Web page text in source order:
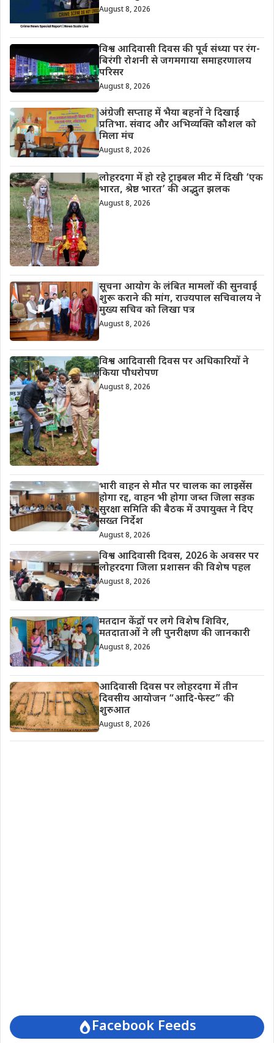
August 8, 2026
विश्व आदिवासी दिवस की पूर्व संध्या पर रंग-
बिरंगी रोशनी से जगमगाया समाहरणालय
परिसर
August 8, 2026
अंग्रेजी सप्ताह में भैया बहनों ने दिखाई
प्रतिभा. संवाद और अभिव्यक्ति कौशल को
मिला मंच
August 8, 2026
लोहरदगा में हो रहे ट्राइबल मीट में दिखी ‘एक
भारत, श्रेष्ठ भारत’ की अद्भुत झलक
August 8, 2026
सूचना आयोग के लंबित मामलों की सुनवाई
शुरू कराने की मांग, राज्यपाल सचिवालय ने
मुख्य सचिव को लिखा पत्र
August 8, 2026
विश्व आदिवासी दिवस पर अधिकारियों ने
किया पौधरोपण
August 8, 2026
भारी वाहन से मौत पर चालक का लाइसेंस
होगा रद्द, वाहन भी होगा जब्त जिला सड़क
सुरक्षा समिति की बैठक में उपायुक्त ने दिए
सख्त निर्देश
August 8, 2026
विश्व आदिवासी दिवस, 2026 के अवसर पर
लोहरदगा जिला प्रशासन की विशेष पहल
August 8, 2026
मतदान केंद्रों पर लगे विशेष शिविर,
मतदाताओं ने ली पुनरीक्षण की जानकारी
August 8, 2026
आदिवासी दिवस पर लोहरदगा में तीन
दिवसीय आयोजन “आदि-फेस्ट” की
शुरुआत
August 8, 2026
Facebook Feeds